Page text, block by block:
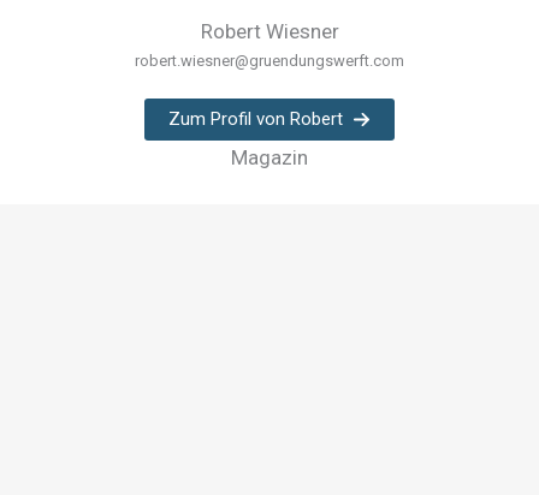
Robert Wiesner
robert.wiesner@gruendungswerft.com
Zum Profil von Robert
Magazin